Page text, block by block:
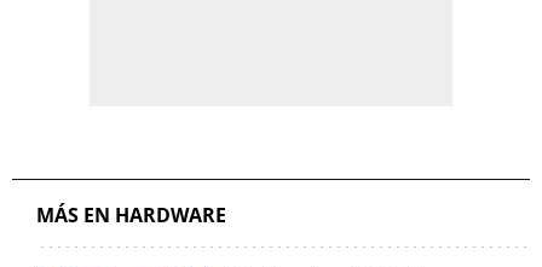
MÁS EN HARDWARE